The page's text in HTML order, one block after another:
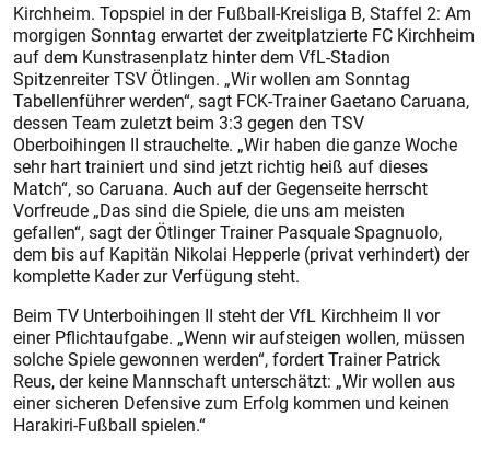
Kirchheim. Topspiel in der Fußball-Kreisliga B, Staffel 2: Am
morgigen Sonntag erwartet der zweitplatzierte FC Kirchheim
auf dem Kunstrasenplatz hinter dem VfL-Stadion
Spitzenreiter TSV Ötlingen. „Wir wollen am Sonntag
Tabellenführer werden“, sagt FCK-Trainer Gaetano Caruana,
dessen Team zuletzt beim 3:3 gegen den TSV
Oberboihingen II strauchelte. „Wir haben die ganze Woche
sehr hart trainiert und sind jetzt richtig heiß auf dieses
Match“, so Caruana. Auch auf der Gegenseite herrscht
Vorfreude „Das sind die Spiele, die uns am meisten
gefallen“, sagt der Ötlinger Trainer Pasquale Spagnuolo,
dem bis auf Kapitän Nikolai Hepperle (privat verhindert) der
komplette Kader zur Verfügung steht.
Beim TV Unterboihingen II steht der VfL Kirchheim II vor
einer Pflichtaufgabe. „Wenn wir aufsteigen wollen, müssen
solche Spiele gewonnen werden“, fordert Trainer Patrick
Reus, der keine Mannschaft unterschätzt: „Wir wollen aus
einer sicheren Defensive zum Erfolg kommen und keinen
Harakiri-Fußball spielen.“